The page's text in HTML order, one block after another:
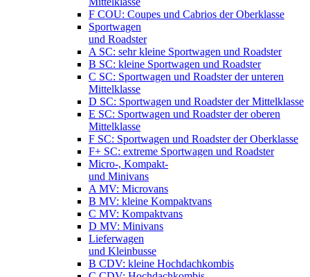
F COU: Coupes und Cabrios der Oberklasse
Sportwagen
und Roadster
A SC: sehr kleine Sportwagen und Roadster
B SC: kleine Sportwagen und Roadster
C SC: Sportwagen und Roadster der unteren
Mittelklasse
D SC: Sportwagen und Roadster der Mittelklasse
E SC: Sportwagen und Roadster der oberen
Mittelklasse
F SC: Sportwagen und Roadster der Oberklasse
F+ SC: extreme Sportwagen und Roadster
Micro-, Kompakt-
und Minivans
A MV: Microvans
B MV: kleine Kompaktvans
C MV: Kompaktvans
D MV: Minivans
Lieferwagen
und Kleinbusse
B CDV: kleine Hochdachkombis